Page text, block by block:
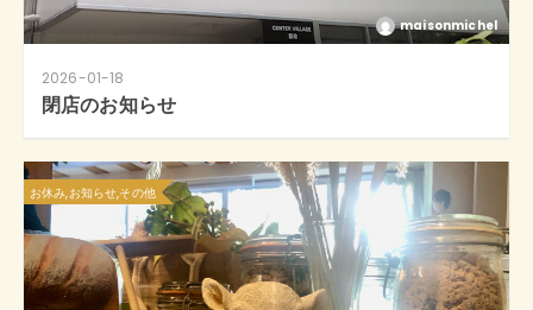
maisonmichel
2026-01-18
閉店のお知らせ
お休み,お知らせ,その他